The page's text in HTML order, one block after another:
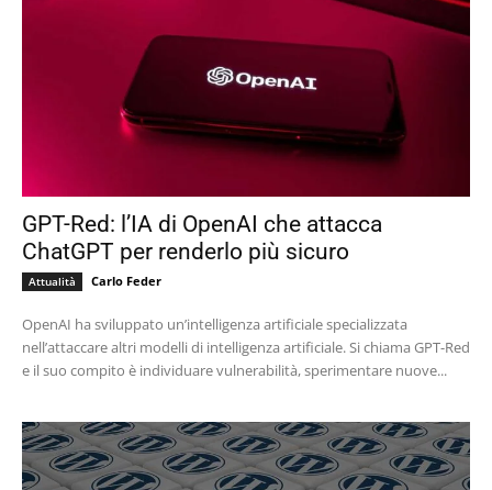
GPT-Red: l’IA di OpenAI che attacca
ChatGPT per renderlo più sicuro
Attualità Carlo Feder
OpenAI ha sviluppato un’intelligenza artificiale specializzata
nell’attaccare altri modelli di intelligenza artificiale. Si chiama GPT-Red
e il suo compito è individuare vulnerabilità, sperimentare nuove...